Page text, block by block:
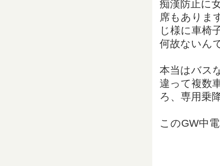
痴漢防止に
席もありま
じ様に車椅
何故ないん
本当はバス
違って複数
ろ、専用乗
このGW中